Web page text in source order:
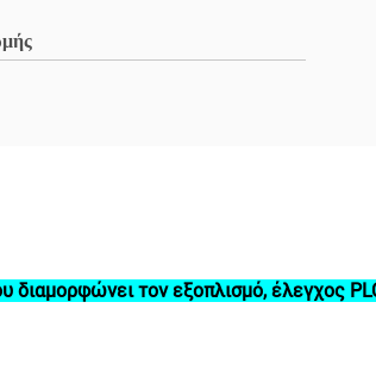
τον εξοπλισμό, έλεγχος